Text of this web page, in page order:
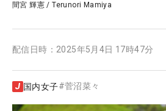
間宮 輝憲 /Terunori Mamiya
配信日時： 2025年5月4日 17時47分
国内女子#菅沼菜々